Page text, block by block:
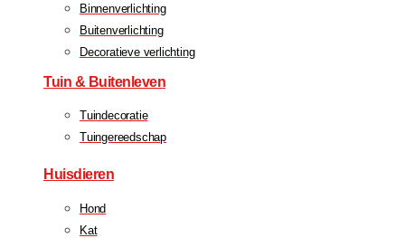
Binnenverlichting
Buitenverlichting
Decoratieve verlichting
Tuin & Buitenleven
Tuindecoratie
Tuingereedschap
Huisdieren
Hond
Kat